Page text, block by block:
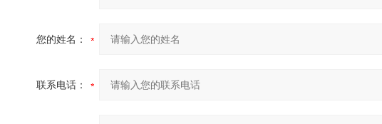
您的姓名：
联系电话：